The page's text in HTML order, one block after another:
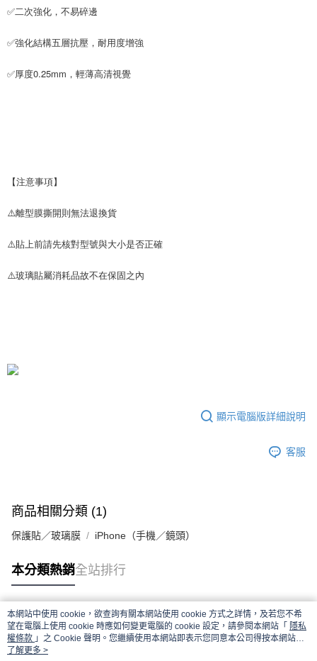
✅二次強化，不易碎邊
✅強化結構五層抗壓，耐用度增強
✅厚度0.25mm，輕薄高清視覺
【注意事項】
⚠️離型膜撕開則無法退換貨
⚠️貼上前請先核對型號與大小是否正確
⚠️玻璃貼屬消耗品故不在保固之內
顯示電腦版詳細說明
客服
商品相關分類 (1)
保護貼／玻璃膜 iPhone（手機／鏡頭）
本分類熱銷全站排行
熱門標籤
本網站中使用 cookie，欲查詢有關本網站使用 cookie 方式之詳情，及若您不希
望在電腦上使用 cookie 時應如何變更電腦的 cookie 設定，請參閱本網站「 隱私
權條款 」之 Cookie 聲明。您繼續使用本網站即表示您同意本公司得按本網站使
用條款之 Cookie 聲明使用 cookie。
了解更多 >